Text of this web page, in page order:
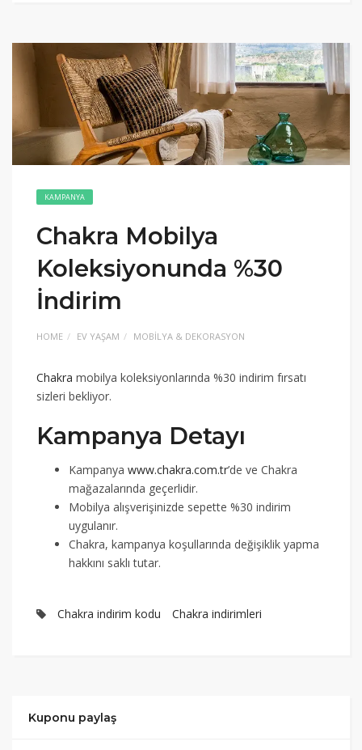
KAMPANYA
Chakra Mobilya
Koleksiyonunda %30
İndirim
HOME EV YAŞAM MOBILYA & DEKORASYON
Chakra mobilya koleksiyonlarında %30 indirim fırsatı
sizleri bekliyor.
Kampanya Detayı
Kampanya www.chakra.com.tr’de ve Chakra
mağazalarında geçerlidir.
Mobilya alışverişinizde sepette %30 indirim
uygulanır.
Chakra, kampanya koşullarında değişiklik yapma
hakkını saklı tutar.
Chakra indirim kodu Chakra indirimleri
Kuponu paylaş